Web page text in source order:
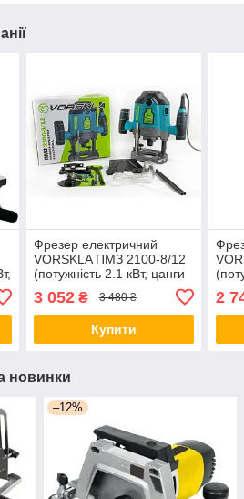
Фрезер електричний
VORSKLA ПМЗ 2100-8/12
(потужність 2.1 кВт, цанги
3 052₴ 3 480 ₴
Купити
2
новинки
–12%